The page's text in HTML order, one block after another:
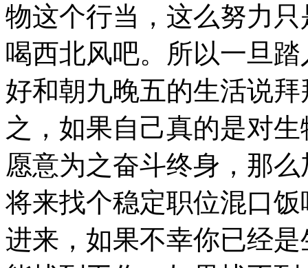
物这个行当，这么努力
喝西北风吧。所以一旦
好和朝九晚五的生活说
之，如果自己真的是对
愿意为之奋斗终身，那
将来找个稳定职位混口
进来，如果不幸你已经